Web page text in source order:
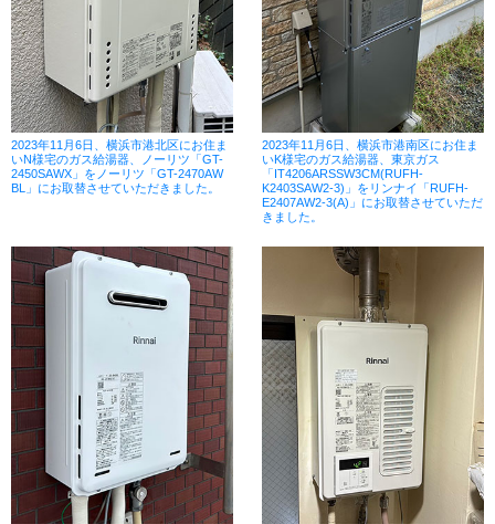
2023年11月6日、横浜市港北区にお住ま
いN様宅のガス給湯器、ノーリツ「GT-
2450SAWX」をノーリツ「GT-2470AW
BL」にお取替させていただきました。
2023年11月6日、横浜市港南区にお住ま
いK様宅のガス給湯器、東京ガス
「IT4206ARSSW3CM(RUFH-
K2403SAW2-3)」をリンナイ「RUFH-
E2407AW2-3(A)」にお取替させていただ
きました。